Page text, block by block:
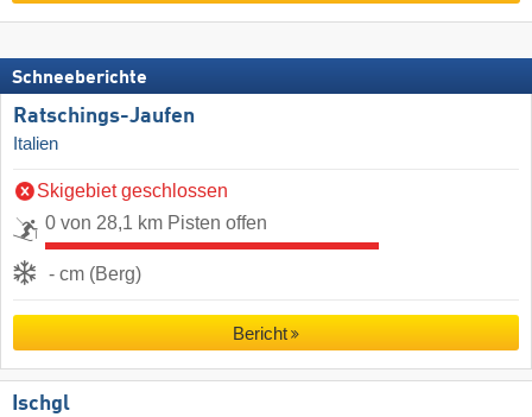
Schneeberichte
Ratschings-Jaufen
Italien
Skigebiet geschlossen
0 von 28,1 km Pisten offen
- cm (Berg)
Bericht
Ischgl